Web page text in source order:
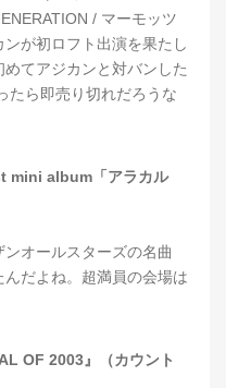
/ マーモッツ
が初ロフト出演を果たし
てアジカンと対バンした
たら即売り切れだろうな
mini album「アラカル
オールスターズの名曲
んだよね。超満員の会場は
OF 2003』（カウント